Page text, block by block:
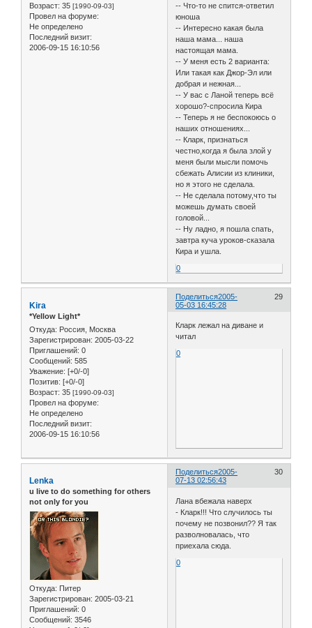
Возраст: 35 [1990-09-03]
Провел на форуме:
Не определено
Последний визит:
2006-09-15 16:10:56
-- Что-то не спится-ответил
юноша
-- Интересно какая была
наша мама... наша
настоящая мама.
-- У меня есть 2 варианта:
Или такая как Джор-Эл или
добрая и нежная...
-- У вас с Ланой теперь всё
хорошо?-спросила Кира
-- Теперь я не беспокоюсь о
наших отношениях...
-- Кларк, признаться
честно,когда я была злой у
меня были мысли помочь
сбежать Алисии из клиники,
но я этого не сделала.
-- Не сделала потому,что ты
можешь думать своей
головой...
-- Ну ладно, я пошла спать,
завтра куча уроков-сказала
Кира и ушла.
0
Поделиться 29
2005-
05-03 16:45:28
Kira
*Yellow Light*
Откуда: Россия, Москва
Зарегистрирован: 2005-03-22
Приглашений: 0
Сообщений: 585
Уважение: [+0/-0]
Позитив: [+0/-0]
Возраст: 35 [1990-09-03]
Провел на форуме:
Не определено
Последний визит:
2006-09-15 16:10:56
Кларк лежал на диване и
читал
0
Поделиться 30
2005-
07-13 02:56:43
Lenka
u live to do something for others
not only for you
Откуда: Питер
Зарегистрирован: 2005-03-21
Приглашений: 0
Сообщений: 3546
Лана вбежала наверх
- Кларк!!! Что случилось ты
почему не позвонил?? Я так
разволновалась, что
приехала сюда.
0